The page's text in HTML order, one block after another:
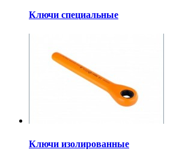
Ключи специальные
Ключи изолированные